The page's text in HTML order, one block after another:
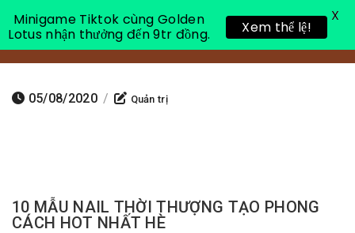
Toggle
05/08/2020 / Quản trị
10 MẪU NAIL THỜI THƯỢNG TẠO PHONG
CÁCH HOT NHẤT HÈ
Minigame Tiktok cùng Golden
Lotus nhận thưởng đến 9tr đồng.
Xem thể lệ!
X